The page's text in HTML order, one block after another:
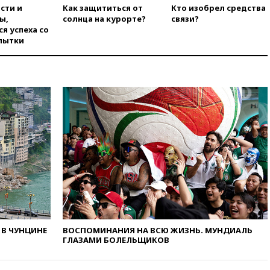
вчера, 22:28 Бессент
при нападении в Чехии
вчера, 22:00Путин поручил
выделить средства на новые
РЛС для Белгородской
области
вчера, 21:56The Atlantic: Маск
отказал Украине в
использовании Starlink для
атак вглубь РФ
вчера, 21:35После пожара на
уголовное дело
и
успеха со
Как защититься от
солнца на курорте?
Кто изобрел средства
связи?
ЧУНЦИНЕ
ВОСПОМИНАНИЯ НА ВСЮ ЖИЗНЬ. МУНДИАЛЬ
ГЛАЗАМИ БОЛЕЛЬЩИКОВ